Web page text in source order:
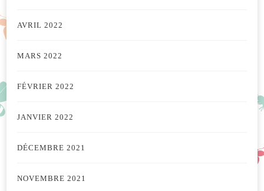
AVRIL 2022
MARS 2022
FÉVRIER 2022
JANVIER 2022
DÉCEMBRE 2021
NOVEMBRE 2021